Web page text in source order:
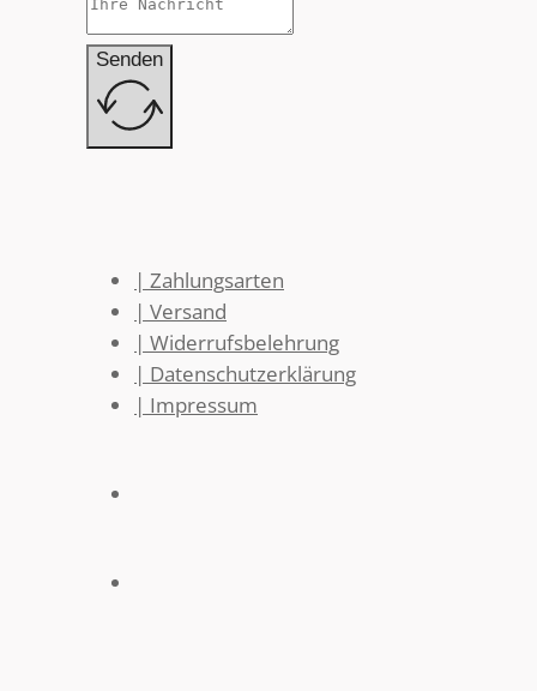
Senden
| Zahlungsarten
| Versand
| Widerrufsbelehrung
| Datenschutzerklärung
| Impressum